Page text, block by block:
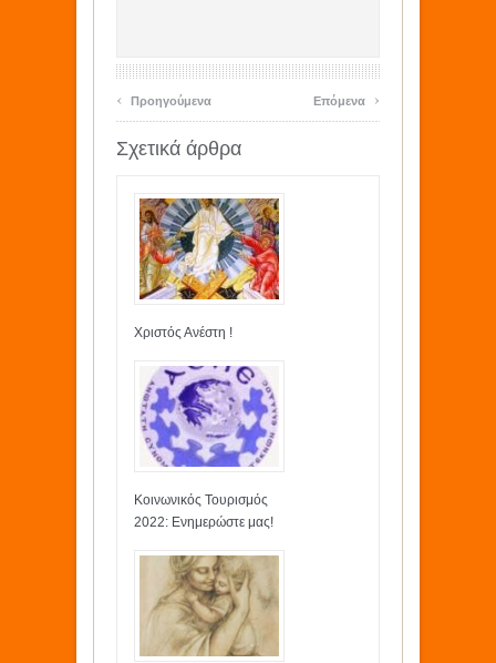
‹ Προηγούμενα Επόμενα ›
Σχετικά άρθρα
Χριστός Ανέστη !
Κοινωνικός Τουρισμός
2022: Ενημερώστε μας!